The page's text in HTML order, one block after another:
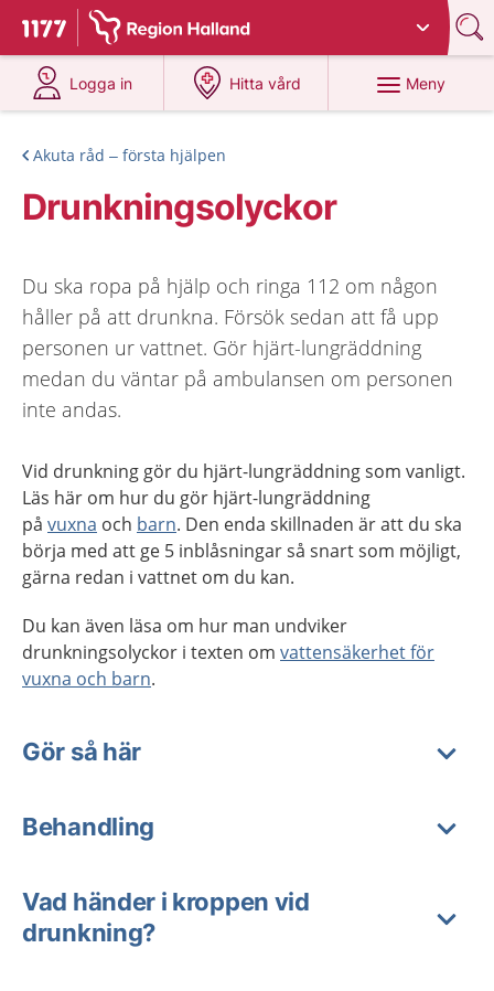
Till startsidan för 1177
Du har valt region Halland
Logga in
på 1177.se
Hitta vård
på 1177.se
Meny
Akuta råd – första hjälpen
Drunkningsolyckor
Du ska ropa på hjälp och ringa 112 om någon
håller på att drunkna. Försök sedan att få upp
personen ur vattnet. Gör hjärt-lungräddning
medan du väntar på ambulansen om personen
inte andas.
Vid drunkning gör du hjärt-lungräddning som vanligt.
Läs här om hur du gör hjärt-lungräddning
på vuxna och barn. Den enda skillnaden är att du ska
börja med att ge 5 inblåsningar så snart som möjligt,
gärna redan i vattnet om du kan.
Du kan även läsa om hur man undviker
drunkningsolyckor i texten om vattensäkerhet för
vuxna och barn.
Gör så här
Behandling
Vad händer i kroppen vid
drunkning?